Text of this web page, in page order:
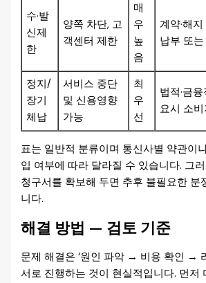
수·발
신제
한
양쪽 차단, 고
객센터 제한
매
우
높
음
계약·해
납부 또
정지/
장기
체납
서비스 중단
및 신용영향
가능
최
우
선
법적·금
요시 소
표는 일반적 분류이며 통신사별 약관이
입 여부에 따라 달라질 수 있습니다. 그
청구서를 확보해 두면 추후 불필요한 분
니다.
해결 방법 — 검토 기준
문제 해결은 ‘원인 파악 → 비용 확인 →
서로 진행하는 것이 현실적입니다. 먼저